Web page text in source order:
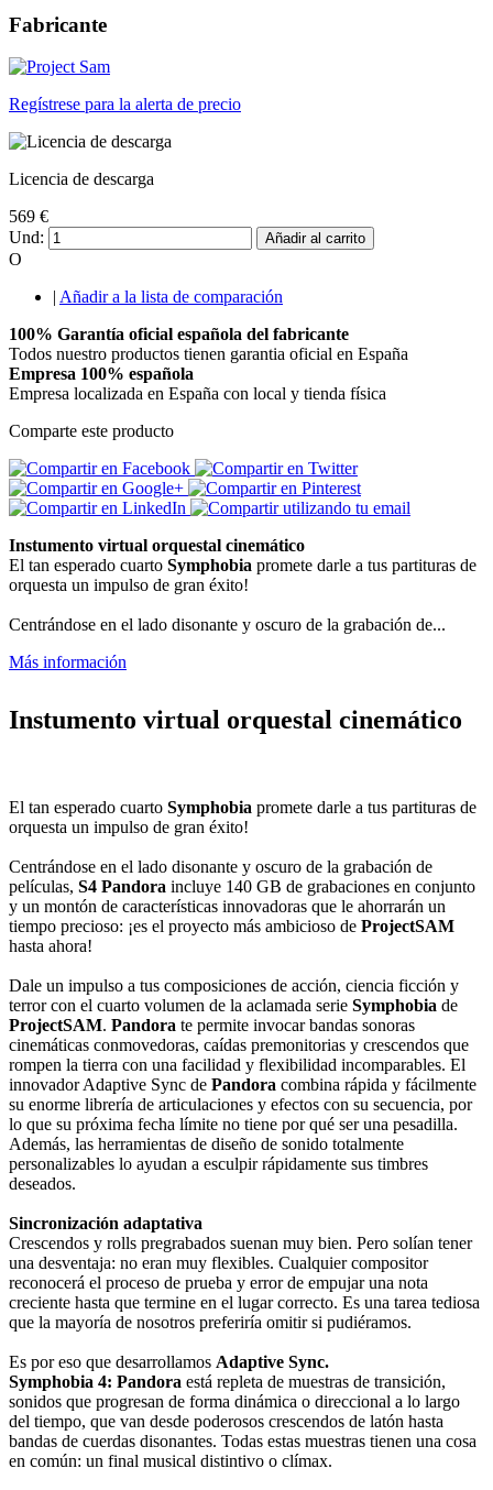
Fabricante
Regístrese para la alerta de precio
Licencia de descarga
569 €
Und:
Añadir al carrito
O
| Añadir a la lista de comparación
100% Garantía oficial española del fabricante
Todos nuestro productos tienen garantia oficial en España
Empresa 100% española
Empresa localizada en España con local y tienda física
Comparte este producto
Instumento virtual orquestal cinemático
El tan esperado cuarto Symphobia promete darle a tus partituras de
orquesta un impulso de gran éxito!
Centrándose en el lado disonante y oscuro de la grabación de...
Más información
Instumento virtual orquestal cinemático
El tan esperado cuarto Symphobia promete darle a tus partituras de
orquesta un impulso de gran éxito!
Centrándose en el lado disonante y oscuro de la grabación de
películas, S4 Pandora incluye 140 GB de grabaciones en conjunto
y un montón de características innovadoras que le ahorrarán un
tiempo precioso: ¡es el proyecto más ambicioso de ProjectSAM
hasta ahora!
Dale un impulso a tus composiciones de acción, ciencia ficción y
terror con el cuarto volumen de la aclamada serie Symphobia de
ProjectSAM. Pandora te permite invocar bandas sonoras
cinemáticas conmovedoras, caídas premonitorias y crescendos que
rompen la tierra con una facilidad y flexibilidad incomparables. El
innovador Adaptive Sync de Pandora combina rápida y fácilmente
su enorme librería de articulaciones y efectos con su secuencia, por
lo que su próxima fecha límite no tiene por qué ser una pesadilla.
Además, las herramientas de diseño de sonido totalmente
personalizables lo ayudan a esculpir rápidamente sus timbres
deseados.
Sincronización adaptativa
Crescendos y rolls pregrabados suenan muy bien. Pero solían tener
una desventaja: no eran muy flexibles. Cualquier compositor
reconocerá el proceso de prueba y error de empujar una nota
creciente hasta que termine en el lugar correcto. Es una tarea tediosa
que la mayoría de nosotros preferiría omitir si pudiéramos.
Es por eso que desarrollamos Adaptive Sync.
Symphobia 4: Pandora está repleta de muestras de transición,
sonidos que progresan de forma dinámica o direccional a lo largo
del tiempo, que van desde poderosos crescendos de latón hasta
bandas de cuerdas disonantes. Todas estas muestras tienen una cosa
en común: un final musical distintivo o clímax.